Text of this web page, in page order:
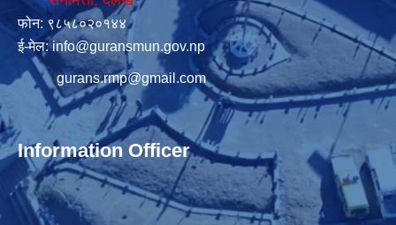
फोन: ९८५८०२०१४४
ई-मेल:info@guransmun.gov.np
gurans.rmp@gmail.com
Information Officer